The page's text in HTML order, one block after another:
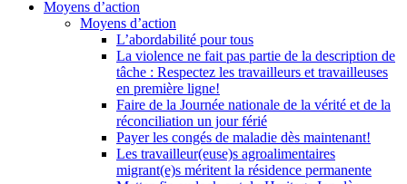
Moyens d’action
Moyens d’action
L’abordabilité pour tous
La violence ne fait pas partie de la description de
tâche : Respectez les travailleurs et travailleuses
en première ligne!
Faire de la Journée nationale de la vérité et de la
réconciliation un jour férié
Payer les congés de maladie dès maintenant!
Les travailleur(euse)s agroalimentaires
migrant(e)s méritent la résidence permanente